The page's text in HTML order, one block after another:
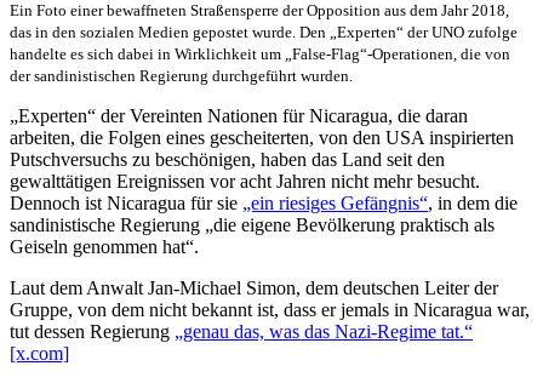
Ein Foto einer bewaffneten Straßensperre der Opposition aus dem Jahr 2018,
das in den sozialen Medien gepostet wurde. Den „Experten“ der UNO zufolge
handelte es sich dabei in Wirklichkeit um „False-Flag“-Operationen, die von
der sandinistischen Regierung durchgeführt wurden.
„Experten“ der Vereinten Nationen für Nicaragua, die daran
arbeiten, die Folgen eines gescheiterten, von den USA inspirierten
Putschversuchs zu beschönigen, haben das Land seit den
gewalttätigen Ereignissen vor acht Jahren nicht mehr besucht.
Dennoch ist Nicaragua für sie „ein riesiges Gefängnis“, in dem die
sandinistische Regierung „die eigene Bevölkerung praktisch als
Geiseln genommen hat“.
Laut dem Anwalt Jan-Michael Simon, dem deutschen Leiter der
Gruppe, von dem nicht bekannt ist, dass er jemals in Nicaragua war,
tut dessen Regierung „genau das, was das Nazi-Regime tat.“
[x.com]